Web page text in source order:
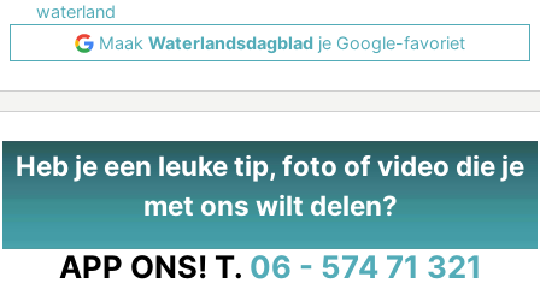
waterland
Maak Waterlandsdagblad je Google-favoriet
Heb je een leuke tip, foto of video die je
met ons wilt delen?
APP ONS! T. 06 - 574 71 321